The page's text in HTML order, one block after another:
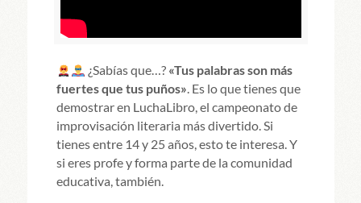
¿Sabías que…? «Tus palabras son más
fuertes que tus puños». Es lo que tienes que
demostrar en LuchaLibro, el campeonato de
improvisación literaria más divertido. Si
tienes entre 14 y 25 años, esto te interesa. Y
si eres profe y forma parte de la comunidad
educativa, también.